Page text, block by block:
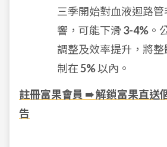
三季開始對血液迴路
響，可能下滑 3-4% 。
調整及效率提升，將
制在5%以內。
註冊富果會員 ➠ 解鎖富果直送
告